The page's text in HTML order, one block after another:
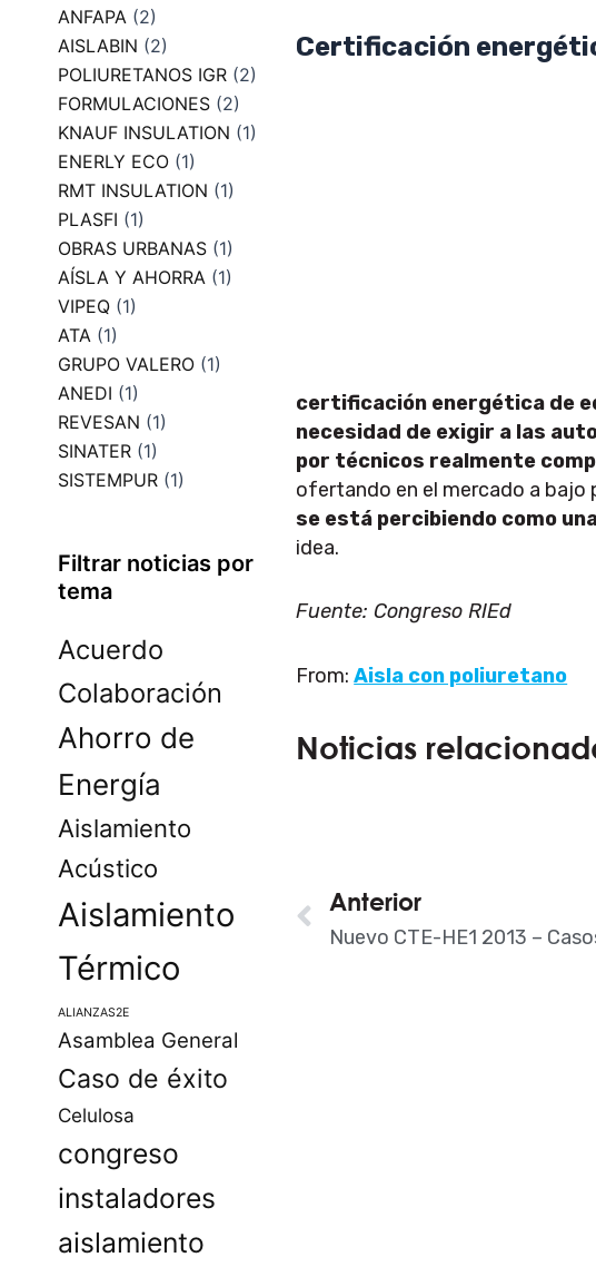
ANFAPA (2)
AISLABIN (2)
POLIURETANOS IGR (2)
FORMULACIONES (2)
KNAUF INSULATION (1)
ENERLY ECO (1)
RMT INSULATION (1)
PLASFI (1)
OBRAS URBANAS (1)
AÍSLA Y AHORRA (1)
VIPEQ (1)
ATA (1)
GRUPO VALERO (1)
ANEDI (1)
REVESAN (1)
SINATER (1)
SISTEMPUR (1)
Filtrar noticias por
tema
Acuerdo
Colaboración
Ahorro de
Energía
Aislamiento
Acústico
Aislamiento
Térmico
ALIANZAS2E
Asamblea General
Caso de éxito
Celulosa
congreso
instaladores
aislamiento
Certificación
certificación energética de
necesidad de exigir a las
por técnicos realmente
ofertando en el mercado a bajo
se está percibiendo como
idea.
Fuente: Congreso RIEd
From:Aisla con poliuretano
Noticias
Ant
Anterior
Nuevo CTE-HE1 2013 –